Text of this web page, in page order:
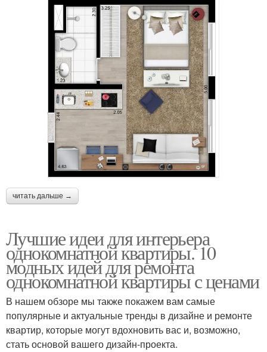
читать дальше →
Лучшие идеи для интерьера
однокомнатной квартиры. 10
модных идей для ремонта
однокомнатной квартиры с ценами
В нашем обзоре мы также покажем вам самые
популярные и актуальные тренды в дизайне и ремонте
квартир, которые могут вдохновить вас и, возможно,
стать основой вашего дизайн-проекта.